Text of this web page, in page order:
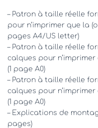
– Patron à taille réelle
pour n’imprimer que la
pages A4/US letter)
– Patron à taille réelle
calques pour n’imprimer
(1 page A0)
– Patron à taille réelle
calques pour n’imprimer
(1 page A0)
– Explications de
pages)